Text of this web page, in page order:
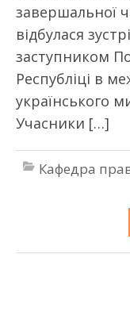
завершальної
відбулася
заступником
Республіці в
українського
Учасники […]
Кафедра